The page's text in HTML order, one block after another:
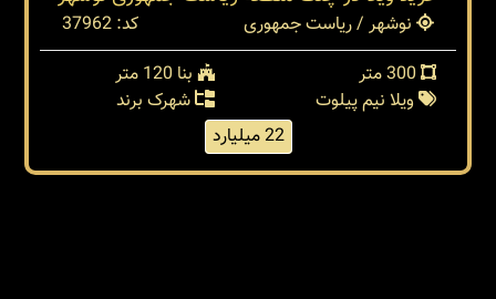
نوشهر / ریاست جمهوری
کد: 37962
بنا 120 متر
ویلا نیم پیلوت
شهرک برند
22 میلیارد